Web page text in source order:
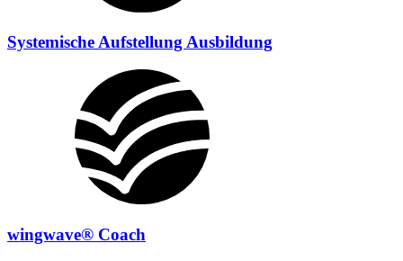
Systemische Aufstellung Ausbildung
wingwave® Coach